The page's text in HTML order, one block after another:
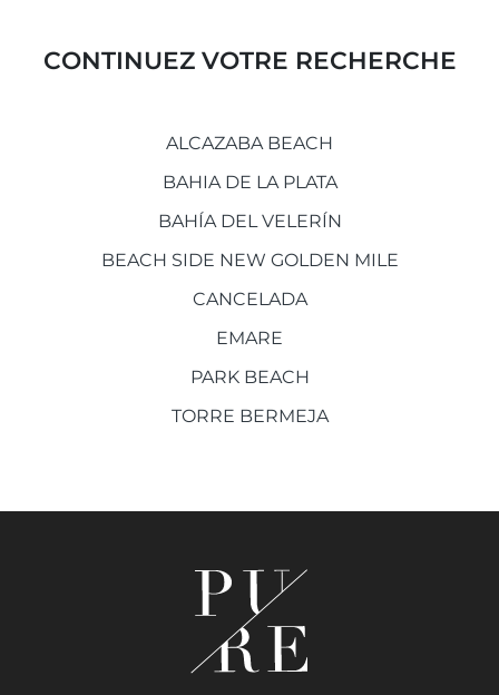
CONTINUEZ VOTRE RECHERCHE
ALCAZABA BEACH
BAHIA DE LA PLATA
BAHÍA DEL VELERÍN
BEACH SIDE NEW GOLDEN MILE
CANCELADA
EMARE
PARK BEACH
TORRE BERMEJA